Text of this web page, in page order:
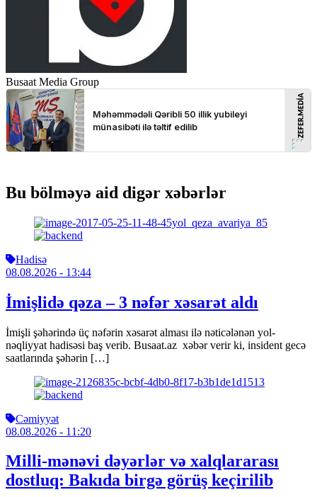
Busaat Media Group
Bu bölməyə aid digər xəbərlər
Hadisə
08.08.2026 - 13:44
İmişlidə qəza – 3 nəfər xəsarət aldı
İmişli şəhərində üç nəfərin xəsarət alması ilə nəticələnən yol-
nəqliyyat hadisəsi baş verib. Busaat.az xəbər verir ki, insident gecə
saatlarında şəhərin […]
Cəmiyyət
08.08.2026 - 11:20
Milli-mənəvi dəyərlər və xalqlararası
dostluq: Bakıda birgə görüş keçirilib